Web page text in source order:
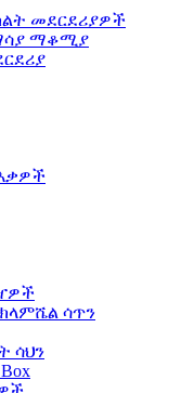
መደርደሪያዎች
ማቆሚያ
ሳጥን
ሳህን